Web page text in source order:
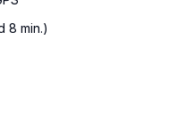
8 min.)